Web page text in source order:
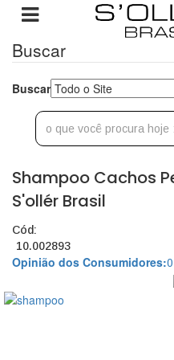
Buscar
Buscar
Shampoo Cachos
S'ollér Brasil
Cód:
10.002893
Opinião dos Consumidores:0